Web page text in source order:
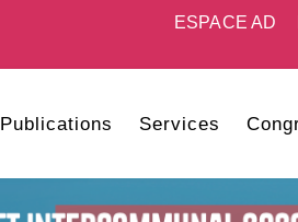
ESPACE AD
Publications Services